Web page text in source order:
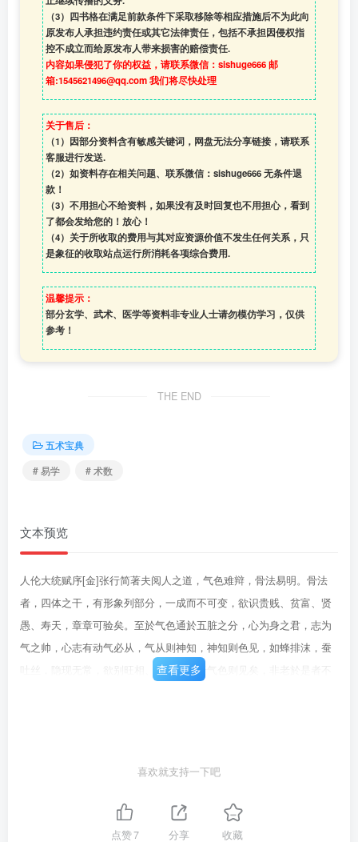
（3）四书格在满足前款条件下采取移除等相应措施后不为此向
原发布人承担违约责任或其它法律责任，包括不承担因侵权指
控不成立而给原发布人带来损害的赔偿责任.
内容如果侵犯了你的权益，请联系微信：sishuge666 邮
箱:1545621496@qq.com 我们将尽快处理
关于售后：
（1）因部分资料含有敏感关键词，网盘无法分享链接，请联系
客服进行发送.
（2）如资料存在相关问题、联系微信：sishuge666 无条件退
款！
（3） 不用担心不给资料，如果没有及时回复也不用担心，看到
了都会发给您的！放心！
（4） 关于所收取的费用与其对应资源价值不发生任何关系，只
是象征的收取站点运行所消耗各项综合费用.
温馨提示：
部分玄学、武术、医学等资料非专业人士请勿模仿学习，仅供
参考！
THE END
五术宝典
# 易学
# 术数
文本预览
人伦大统赋序[金]张行简著夫阅人之道，气色难辩，骨法易明。骨法
者，四体之干，有形象列部分，一成而不可变，欲识贵贱、贫富、贤
愚、寿天，章章可验矣。至於气色通於五脏之分，心为身之君，志为
气之帅，心志有动气必从，气从则神知，神知则色见，如蜂排沫，蚕
吐丝，隐现无常，欲别旺相、定休咎，于气色则见矣，非老於是者不
免钻仰之劳，仆触僭窃之非，以鲜闻管见，附注音释其下，仍括诸家
之善以解之，目之曰音注集解，庶使学者有所依藉。然而知面之部
分，莫知适从，亦徒劳耳。面图世传者多指龟为鳌，近获郤阳簿李庭
查看更多
喜欢就支持一下吧
点赞7 分享 收藏